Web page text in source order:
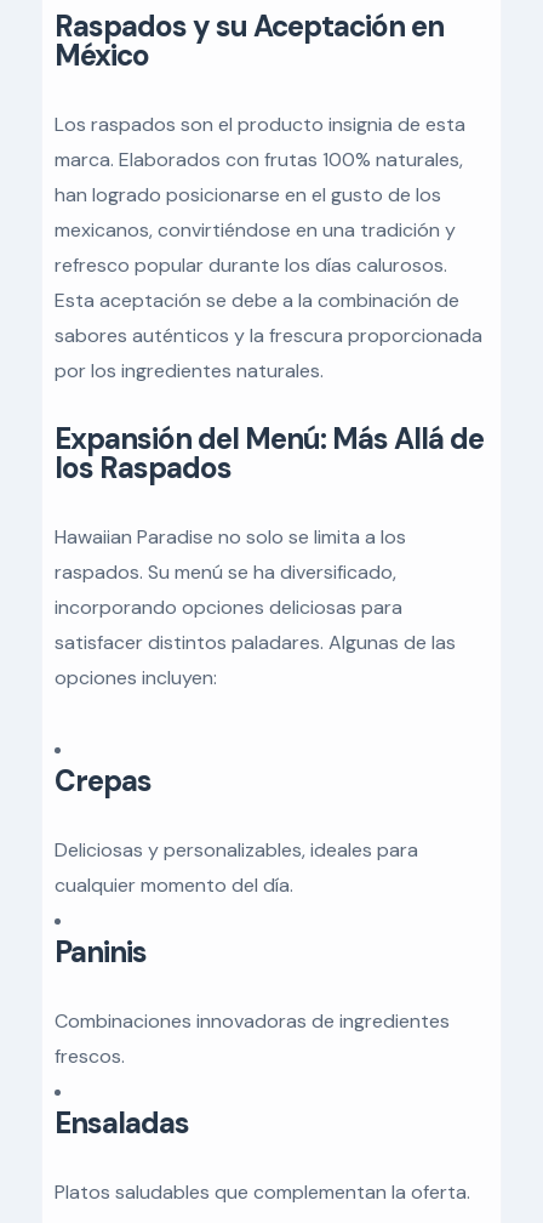
Raspados y su Aceptación en
México
Los raspados son el producto insignia de esta
marca. Elaborados con frutas 100% naturales,
han logrado posicionarse en el gusto de los
mexicanos, convirtiéndose en una tradición y
refresco popular durante los días calurosos.
Esta aceptación se debe a la combinación de
sabores auténticos y la frescura proporcionada
por los ingredientes naturales.
Expansión del Menú: Más Allá de
los Raspados
Hawaiian Paradise no solo se limita a los
raspados. Su menú se ha diversificado,
incorporando opciones deliciosas para
satisfacer distintos paladares. Algunas de las
opciones incluyen:
Crepas
Deliciosas y personalizables, ideales para
cualquier momento del día.
Paninis
Combinaciones innovadoras de ingredientes
frescos.
Ensaladas
Platos saludables que complementan la oferta.